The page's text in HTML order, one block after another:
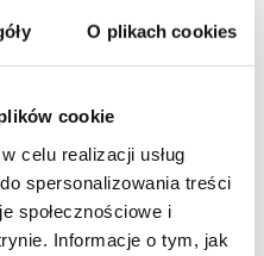
O plikach cookies
cookie
celu realizacji usług
, do spersonalizowania treści
społecznościowe i
Informacje o tym, jak